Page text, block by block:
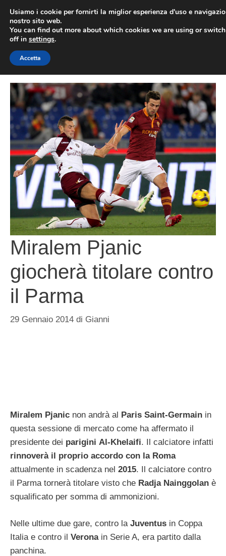
contenuto
Miralem Pjanic
giocherà titolare contro
il Parma
29 Gennaio 2014 di Gianni
Miralem Pjanic non andrà al Paris Saint-Germain in
questa sessione di mercato come ha affermato il
presidente dei parigini Al-Khelaifi. Il calciatore infatti
rinnoverà il proprio accordo con la Roma
attualmente in scadenza nel 2015. Il calciatore contro
il Parma tornerà titolare visto che Radja Nainggolan è
squalificato per somma di ammonizioni.
Nelle ultime due gare, contro la Juventus in Coppa
Italia e contro il Veronain Serie A, era partito dalla
panchina.
Usiamo i cookie per fornirti la miglior esperienza d'uso e
nostro sito web.
You can find out more about which cookies we are using or
off in settings.
Accetta